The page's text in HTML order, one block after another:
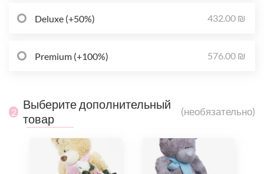
Deluxe (+50%) 432.00 ₪
Premium (+100%) 576.00 ₪
2
Выберите дополнительный
товар
(необязательно)